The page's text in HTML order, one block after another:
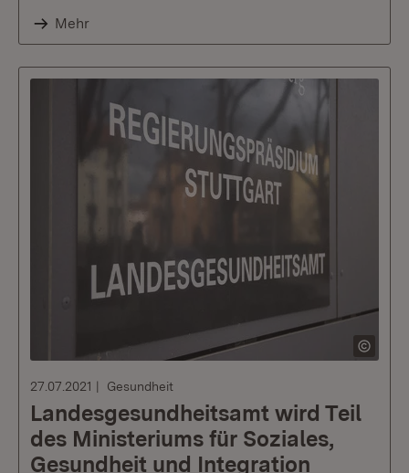
Mehr
27.07.2021 Gesundheit
Landesgesundheitsamt wird Teil
des Ministeriums für Soziales,
Gesundheit und Integration